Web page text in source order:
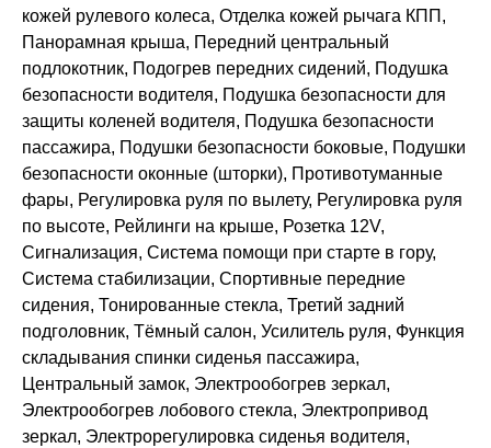
кожей рулевого колеса, Отделка кожей рычага КПП,
Панорамная крыша, Передний центральный
подлокотник, Подогрев передних сидений, Подушка
безопасности водителя, Подушка безопасности для
защиты коленей водителя, Подушка безопасности
пассажира, Подушки безопасности боковые, Подушки
безопасности оконные (шторки), Противотуманные
фары, Регулировка руля по вылету, Регулировка руля
по высоте, Рейлинги на крыше, Розетка 12V,
Сигнализация, Система помощи при старте в гору,
Система стабилизации, Спортивные передние
сидения, Тонированные стекла, Третий задний
подголовник, Тёмный салон, Усилитель руля, Функция
складывания спинки сиденья пассажира,
Центральный замок, Электрообогрев зеркал,
Электрообогрев лобового стекла, Электропривод
зеркал, Электрорегулировка сиденья водителя,